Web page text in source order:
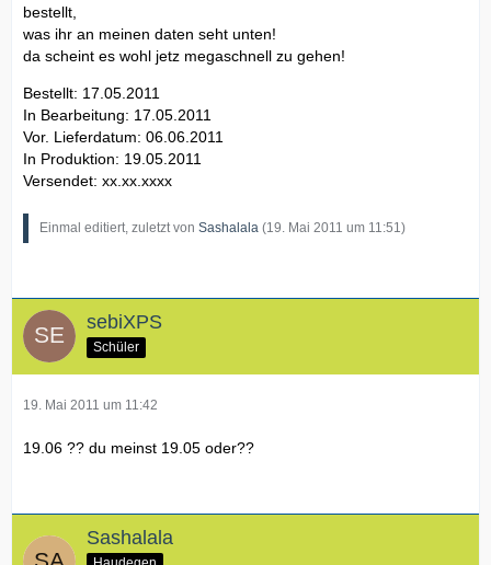
bestellt,
was ihr an meinen daten seht unten!
da scheint es wohl jetz megaschnell zu gehen!
Bestellt: 17.05.2011
In Bearbeitung: 17.05.2011
Vor. Lieferdatum: 06.06.2011
In Produktion: 19.05.2011
Versendet: xx.xx.xxxx
Einmal editiert, zuletzt von Sashalala (19. Mai 2011 um 11:51 )
sebiXPS
Schüler
19. Mai 2011 um 11:42
19.06 ?? du meinst 19.05 oder??
Sashalala